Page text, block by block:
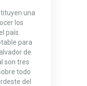
una
los
país.
para
de
son tres
todo
del